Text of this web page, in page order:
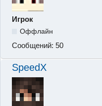
Игрок
Оффлайн
Сообщений: 50
SpeedX